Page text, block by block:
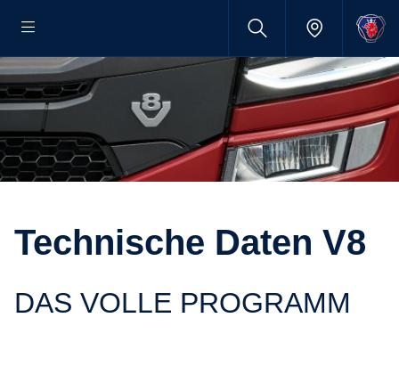
Techni­sche Daten V8
DAS VOLLE PROGRAMM